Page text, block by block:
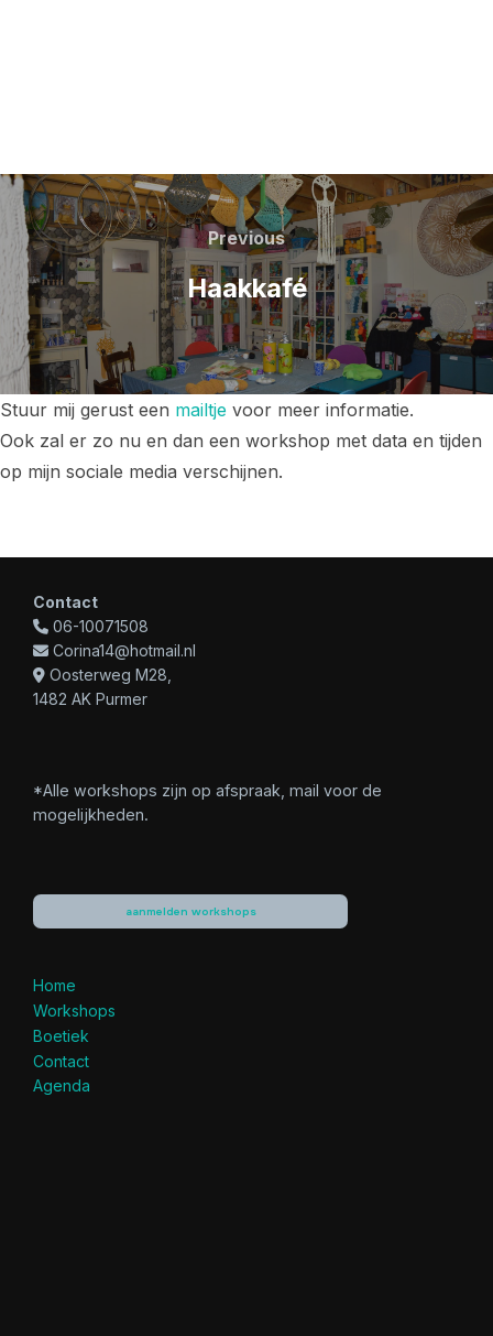
Berichtnavigatie
Previous
Previous
Haakkafé
Stuur mij gerust een mailtje voor meer informatie.
Ook zal er zo nu en dan een workshop met data en tijden
op mijn sociale media verschijnen.
Contact
06-10071508
Corina14@hotmail.nl
Oosterweg M28,
1482 AK Purmer
*Alle workshops zijn op afspraak, mail voor de
mogelijkheden.
aanmelden workshops
Home
Workshops
Boetiek
Contact
Agenda